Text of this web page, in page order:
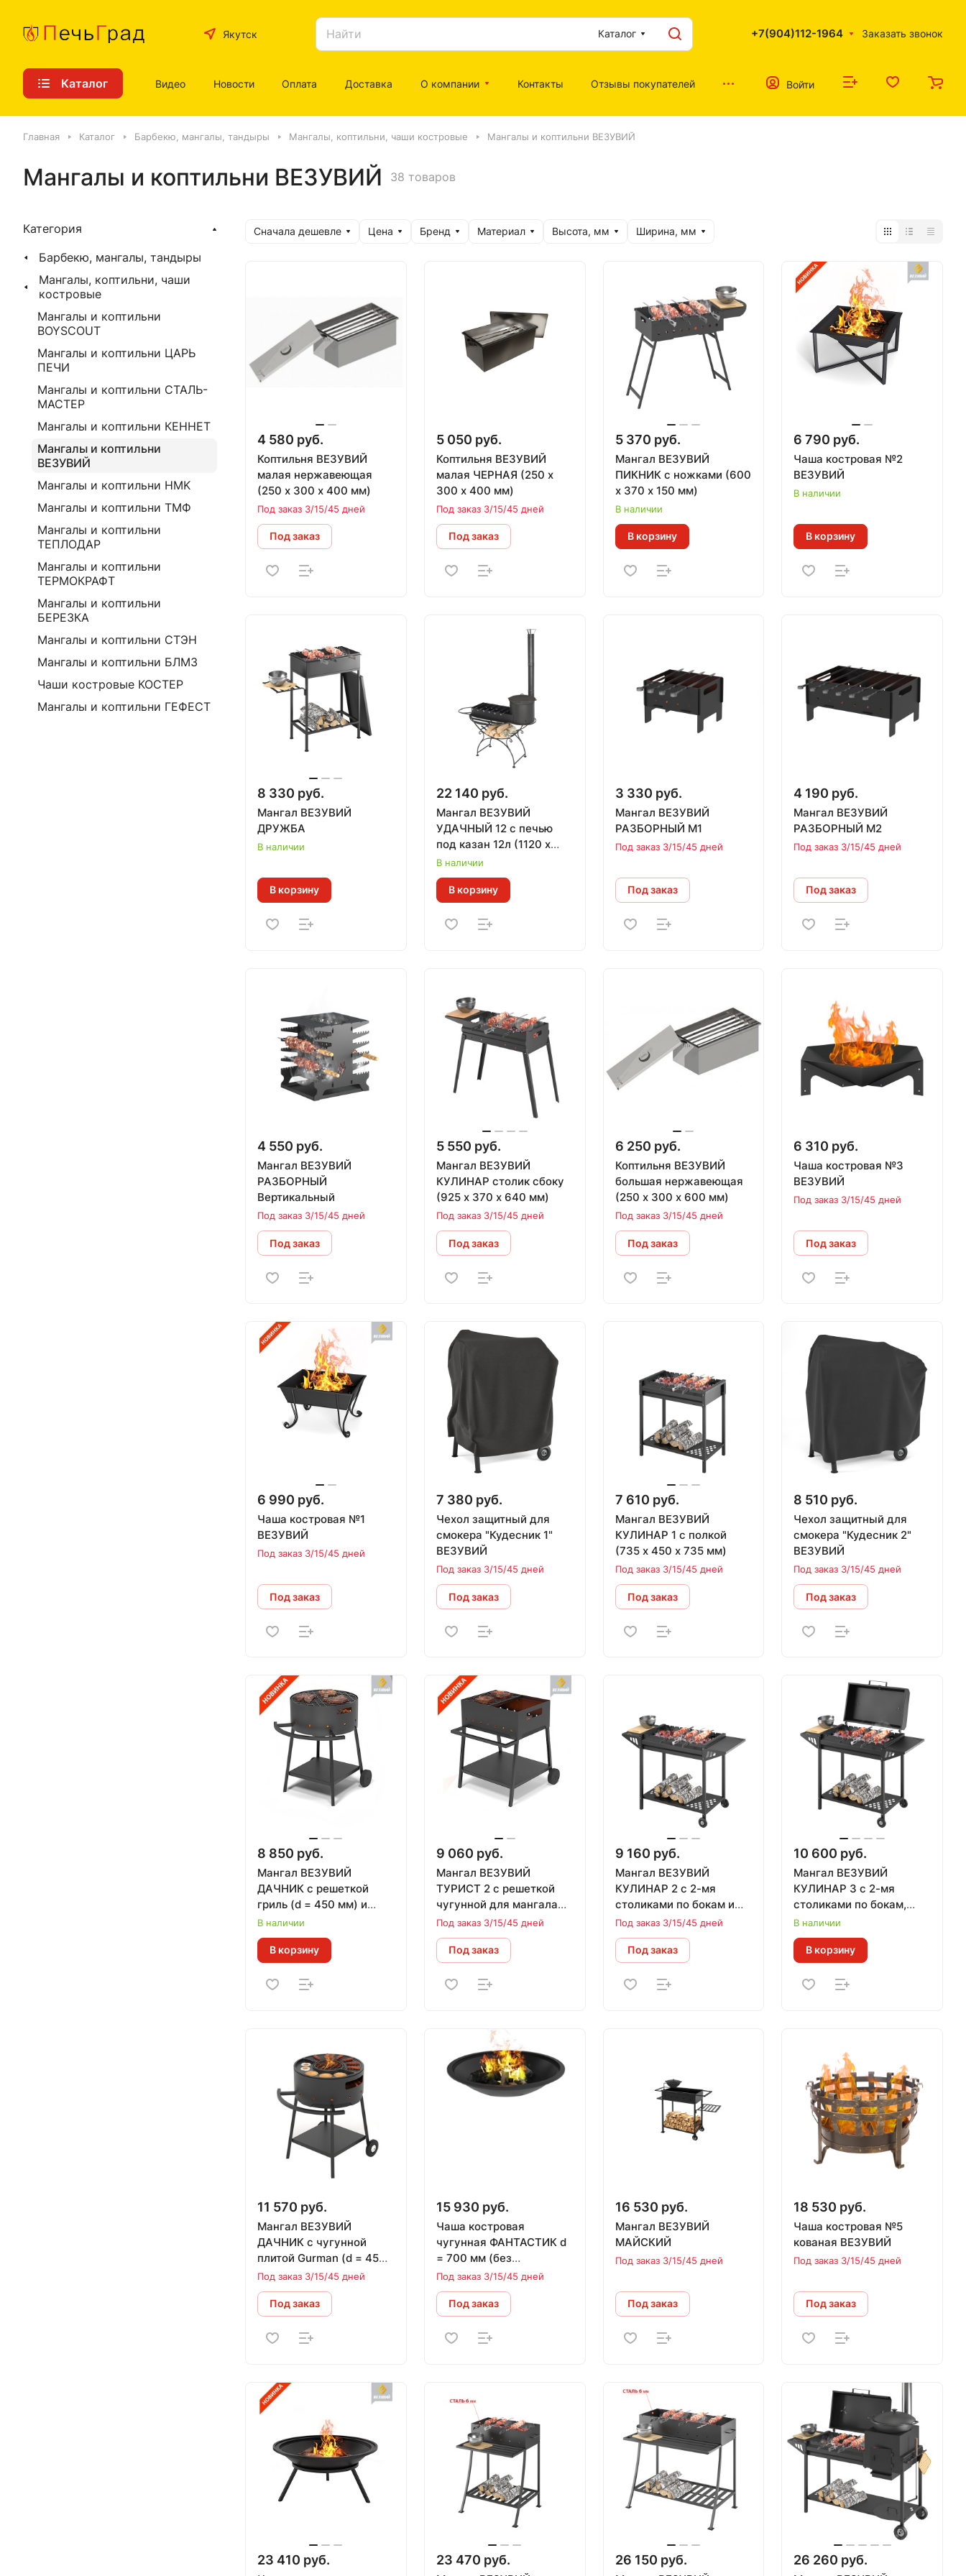
Якутск Каталог +7(904)112-1964 Заказать звонок
Каталог Видео Новости Оплата Доставка О компании Контакты Отзывы покупателей Войти
Главная Каталог Барбекю, мангалы, тандыры Мангалы, коптильни, чаши костровые Мангалы и коптильни ВЕЗУВИЙ
Мангалы и коптильни ВЕЗУВИЙ 38 товаров
Сначала дешевле Цена Бренд Материал Высота, мм Ширина, мм
4 580 руб.
Коптильня ВЕЗУВИЙ
малая нержавеющая
(250 х 300 х 400 мм)
Под заказ 3/15/45 дней
Под заказ
5 050 руб.
Коптильня ВЕЗУВИЙ
малая ЧЕРНАЯ (250 х
300 х 400 мм)
Под заказ 3/15/45 дней
Под заказ
5 370 руб.
Мангал ВЕЗУВИЙ
ПИКНИК с ножками (600
х 370 х 150 мм)
В наличии
В корзину
6 790 руб.
Чаша костровая №2
ВЕЗУВИЙ
В наличии
В корзину
8 330 руб.
Мангал ВЕЗУВИЙ
ДРУЖБА
В наличии
В корзину
22 140 руб.
Мангал ВЕЗУВИЙ
УДАЧНЫЙ 12 с печью
под казан 12л (1120 х
660 х 1510 мм)
В наличии
В корзину
3 330 руб.
Мангал ВЕЗУВИЙ
РАЗБОРНЫЙ М1
Под заказ 3/15/45 дней
Под заказ
4 190 руб.
Мангал ВЕЗУВИЙ
РАЗБОРНЫЙ М2
Под заказ 3/15/45 дней
Под заказ
4 550 руб.
Мангал ВЕЗУВИЙ
РАЗБОРНЫЙ
Вертикальный
Под заказ 3/15/45 дней
Под заказ
5 550 руб.
Мангал ВЕЗУВИЙ
КУЛИНАР столик сбоку
(925 х 370 х 640 мм)
Под заказ 3/15/45 дней
Под заказ
6 250 руб.
Коптильня ВЕЗУВИЙ
большая нержавеющая
(250 х 300 х 600 мм)
Под заказ 3/15/45 дней
Под заказ
6 310 руб.
Чаша костровая №3
ВЕЗУВИЙ
Под заказ 3/15/45 дней
Под заказ
6 990 руб.
Чаша костровая №1
ВЕЗУВИЙ
Под заказ 3/15/45 дней
Под заказ
7 380 руб.
Чехол защитный для
смокера "Кудесник 1"
ВЕЗУВИЙ
Под заказ 3/15/45 дней
Под заказ
7 610 руб.
Мангал ВЕЗУВИЙ
КУЛИНАР 1 с полкой
(735 х 450 х 735 мм)
Под заказ 3/15/45 дней
Под заказ
8 510 руб.
Чехол защитный для
смокера "Кудесник 2"
ВЕЗУВИЙ
Под заказ 3/15/45 дней
Под заказ
8 850 руб.
Мангал ВЕЗУВИЙ
ДАЧНИК с решеткой
гриль (d = 450 мм) и
подставкой
В наличии
В корзину
9 060 руб.
Мангал ВЕЗУВИЙ
ТУРИСТ 2 с решеткой
чугунной для мангала
"СТЕЙК" и подставкой
Под заказ 3/15/45 дней
Под заказ
9 160 руб.
Мангал ВЕЗУВИЙ
КУЛИНАР 2 с 2-мя
столиками по бокам и
полкой (1150 х 735 х 490
мм)
Под заказ 3/15/45 дней
Под заказ
10 600 руб.
Мангал ВЕЗУВИЙ
КУЛИНАР 3 с 2-мя
столиками по бокам,
полкой и крышкой (1150
х 490 х 860 мм)
В наличии
В корзину
11 570 руб.
Мангал ВЕЗУВИЙ
ДАЧНИК с чугунной
плитой Gurman (d = 450
мм) и подставкой
Под заказ 3/15/45 дней
Под заказ
15 930 руб.
Чаша костровая
чугунная ФАНТАСТИК d
= 700 мм (без
подставки) ВЕЗУВИЙ
Под заказ 3/15/45 дней
Под заказ
16 530 руб.
Мангал ВЕЗУВИЙ
МАЙСКИЙ
Под заказ 3/15/45 дней
Под заказ
18 530 руб.
Чаша костровая №5
кованая ВЕЗУВИЙ
Под заказ 3/15/45 дней
Под заказ
23 410 руб. 23 470 руб. 26 150 руб. 26 260 руб.
Категория
Барбекю, мангалы, тандыры
Мангалы, коптильни, чаши
костровые
Мангалы и коптильни
BOYSCOUT
Мангалы и коптильни ЦАРЬ
ПЕЧИ
Мангалы и коптильни СТАЛЬ-
МАСТЕР
Мангалы и коптильни КЕННЕТ
Мангалы и коптильни
ВЕЗУВИЙ
Мангалы и коптильни HMK
Мангалы и коптильни ТМФ
Мангалы и коптильни
ТЕПЛОДАР
Мангалы и коптильни
ТЕРМОКРАФТ
Мангалы и коптильни
БЕРЕЗКА
Мангалы и коптильни СТЭН
Мангалы и коптильни БЛМЗ
Чаши костровые КОСТЕР
Мангалы и коптильни ГЕФЕСТ